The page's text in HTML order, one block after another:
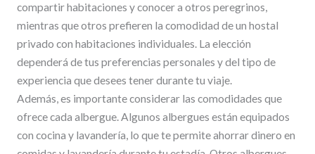
compartir habitaciones y conocer a otros peregrinos,
mientras que otros prefieren la comodidad de un hostal
privado con habitaciones individuales. La elección
dependerá de tus preferencias personales y del tipo de
experiencia que desees tener durante tu viaje.
Además, es importante considerar las comodidades que
ofrece cada albergue. Algunos albergues están equipados
con cocina y lavandería, lo que te permite ahorrar dinero en